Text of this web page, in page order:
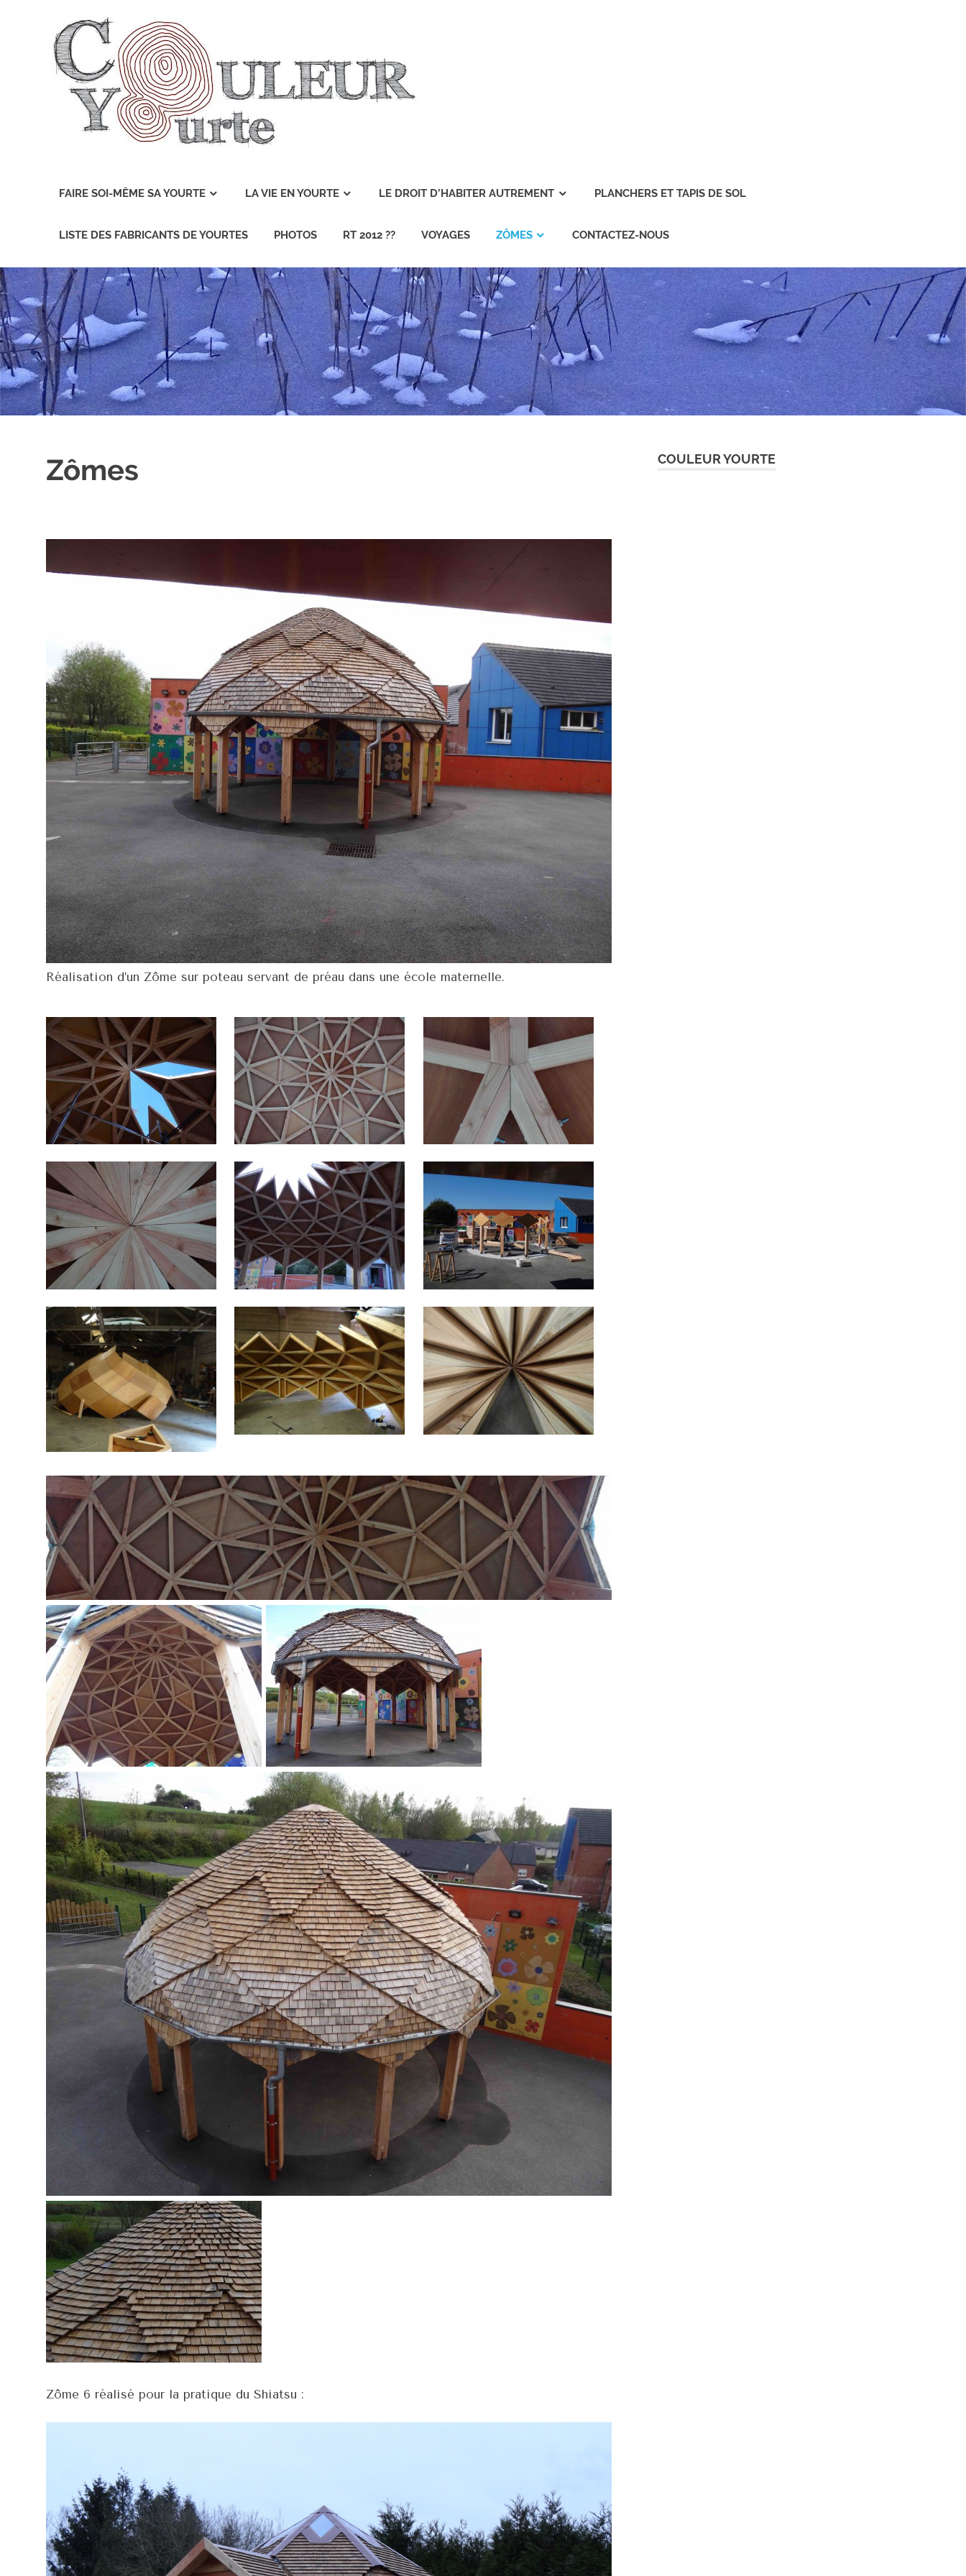
FAIRE SOI-MÊME SA YOURTE LA VIE EN YOURTE LE DROIT D’HABITER AUTREMENT PLANCHERS ET TAPIS DE SOL
LISTE DES FABRICANTS DE YOURTES PHOTOS RT 2012 ?? VOYAGES ZÔMES CONTACTEZ-NOUS
Zômes
Réalisation d’un Zôme sur poteau servant de préau dans une école maternelle.
Zôme 6 réalisé pour la pratique du Shiatsu :
COULEUR YOURTE